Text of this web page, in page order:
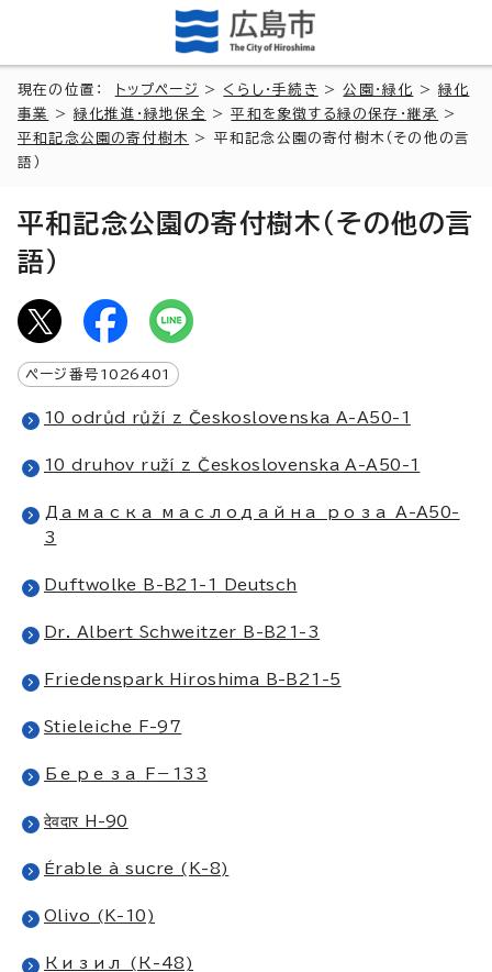
現在の位置： トップページ > くらし・手続き >公園・緑化 >緑化
事業
>緑化推進・緑地保全 >平和を象徴する緑の保存・継承
>
平和記念公園の寄付樹木
> 平和記念公園の寄付樹木（その他の言
語）
平和記念公園の寄付樹木（その他の言
語）
ページ番号 1026401
10 odrůd růží z Československa A-A50-1
10 druhov ruží z Československa A-A50-1
Дамаска маслодайна роза A-A50-
3
Duftwolke B-B21-1 Deutsch
Dr. Albert Schweitzer B-B21-3
Friedenspark Hiroshima B-B21-5
Stieleiche F-97
Береза F－133
देवदार H-90
Érable à sucre (K-8)
Olivo (K-10)
Кизил (К-48)